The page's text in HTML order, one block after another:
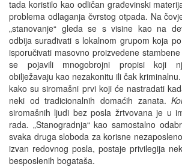
tada koristilo kao odličan građevinski
problema odlaganja čvrstog otpada. Na
„stanovanje“ gleda se s visine kao na
odbija surađivati s lokalnom grupom koja
isporučivati masovno proizvedene
se pojavili mnogobrojni propisi koji
obilježavaju kao nezakonitu ili čak
kako su siromašni prvi koji će nastradati
neki od tradicionalnih domaćih zanata.
siromašnih ljudi bez posla žrtvovana je u
rada. „Stanogradnja“ kao samostalno
svaka druga sloboda za korisne
izvan redovnog posla, postaje privilegija
besposlenih bogataša.